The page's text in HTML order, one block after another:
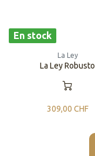
En stock
La Ley
La Ley Robusto
309,00 CHF